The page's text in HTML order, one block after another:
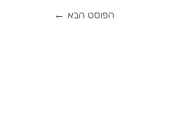
הפוסט הבא ←